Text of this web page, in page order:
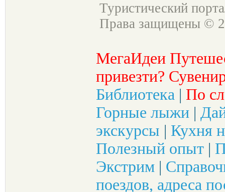
Туристический
Права защищены ©
МегаИдеи
привезти?
Библиотека | По
Горные лыжи |
экскурсы | Кухня
Полезный опыт |
Экстрим |
поездов, адреса